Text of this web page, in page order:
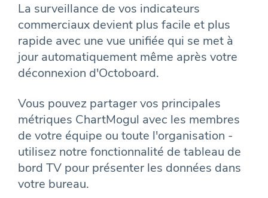
La surveillance de vos indicateurs
commerciaux devient plus facile et plus
rapide avec une vue unifiée qui se met à
jour automatiquement même après votre
déconnexion d'Octoboard.
Vous pouvez partager vos principales
métriques ChartMogul avec les membres
de votre équipe ou toute l'organisation -
utilisez notre fonctionnalité de tableau de
bord TV pour présenter les données dans
votre bureau.